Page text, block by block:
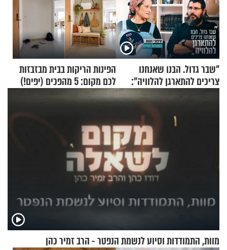
"שבר גדול. הבנו שאנחנו
צריכים להתארגן להלוויה":
זוגיות במבחן, הפעם עם מרים
הפינות הריקות בבית מבזבזות
לכם מקום: 5 מהפכים (יפים!)
שאפשר לעשות כבר היום
מוות, התמודדות וסיוע לנשמת הנפטר - הרב זמיר כהן